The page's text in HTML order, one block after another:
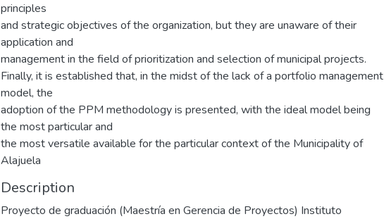
principles
and strategic objectives of the organization, but they are unaware of their
application and
management in the field of prioritization and selection of municipal projects.
Finally, it is established that, in the midst of the lack of a portfolio management
model, the
adoption of the PPM methodology is presented, with the ideal model being
the most particular and
the most versatile available for the particular context of the Municipality of
Alajuela
Description
Proyecto de graduación (Maestría en Gerencia de Proyectos) Instituto